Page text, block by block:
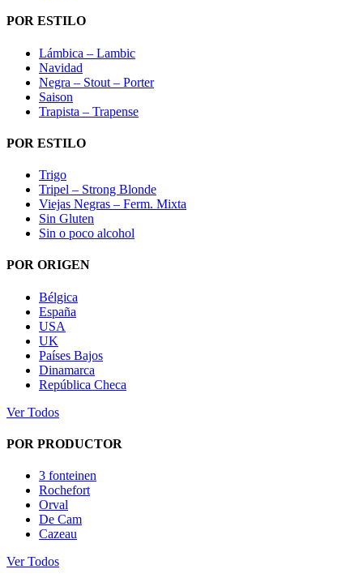
POR ESTILO
Lámbica – Lambic
Navidad
Negra – Stout – Porter
Saison
Trapista – Trapense
POR ESTILO
Trigo
Tripel – Strong Blonde
Viejas Negras – Ferm. Mixta
Sin Gluten
Sin o poco alcohol
POR ORIGEN
Bélgica
España
USA
UK
Países Bajos
Dinamarca
República Checa
Ver Todos
POR PRODUCTOR
3 fonteinen
Rochefort
Orval
De Cam
Cazeau
Ver Todos